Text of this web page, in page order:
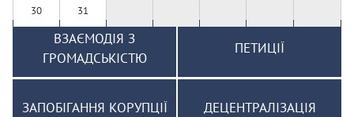
30 31
ВЗАЄМОДІЯ З
ГРОМАДСЬКІСТЮ
ПЕТИЦІЇ
ЗАПОБІГАННЯ КОРУПЦІЇ ДЕЦЕНТРАЛІЗАЦІЯ